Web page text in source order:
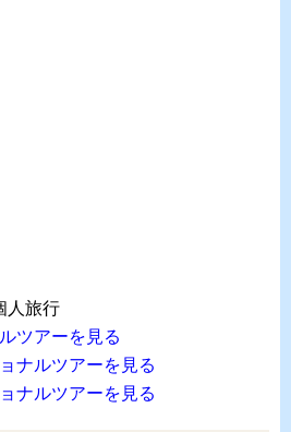
人旅行
ツアーを見る
ナルツアーを見る
ナルツアーを見る